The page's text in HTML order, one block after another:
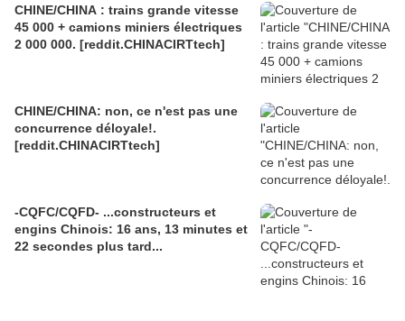
CHINE/CHINA : trains grande vitesse
45 000 + camions miniers électriques
2 000 000. [reddit.CHINACIRTtech]
CHINE/CHINA: non, ce n'est pas une
concurrence déloyale!.
[reddit.CHINACIRTtech]
-CQFC/CQFD- ...constructeurs et
engins Chinois: 16 ans, 13 minutes et
22 secondes plus tard...